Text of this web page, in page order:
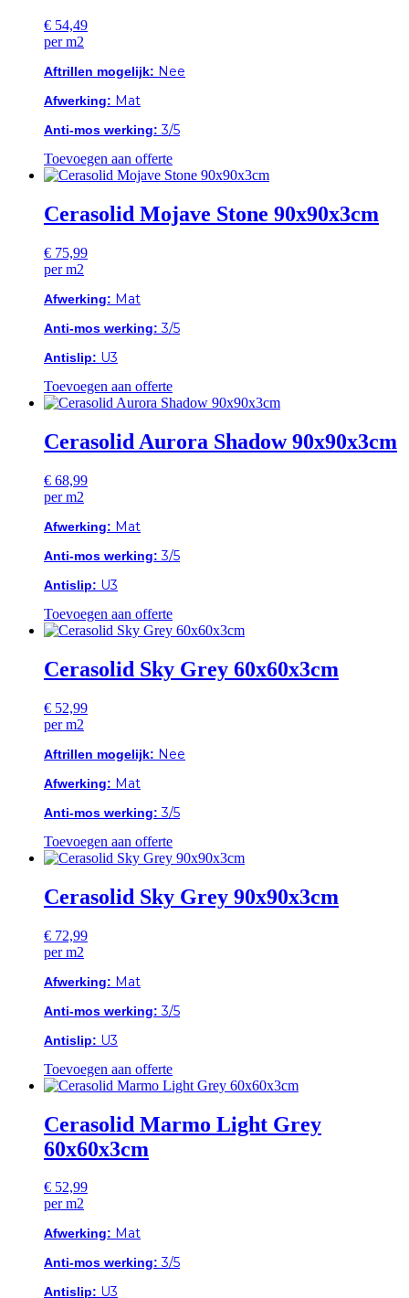
€ 54,49
per m2
Aftrillen mogelijk: Nee
Afwerking: Mat
Anti-mos werking: 3/5
Toevoegen aan offerte
Cerasolid Mojave Stone 90x90x3cm
€ 75,99
per m2
Afwerking: Mat
Anti-mos werking: 3/5
Antislip: U3
Toevoegen aan offerte
Cerasolid Aurora Shadow 90x90x3cm
€ 68,99
per m2
Afwerking: Mat
Anti-mos werking: 3/5
Antislip: U3
Toevoegen aan offerte
Cerasolid Sky Grey 60x60x3cm
€ 52,99
per m2
Aftrillen mogelijk: Nee
Afwerking: Mat
Anti-mos werking: 3/5
Toevoegen aan offerte
Cerasolid Sky Grey 90x90x3cm
€ 72,99
per m2
Afwerking: Mat
Anti-mos werking: 3/5
Antislip: U3
Toevoegen aan offerte
Cerasolid Marmo Light Grey
60x60x3cm
€ 52,99
per m2
Afwerking: Mat
Anti-mos werking: 3/5
Antislip: U3